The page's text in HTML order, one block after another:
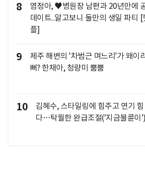
8
염정아, ♥병원장 남편과 20년만에
데이트..알고보니 둘만의 생일 파티 [
플]
9
제주 해변의 '차범근 며느리'가 왜이
뻐? 한채아, 청량미 뿜뿜
10
김혜수, 스타일링에 힘주고 연기
다…탁월한 완급조절('지금불륜이')